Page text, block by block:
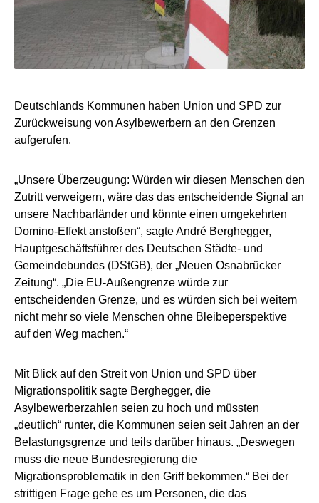
Deutschlands Kommunen haben Union und SPD zur
Zurückweisung von Asylbewerbern an den Grenzen
aufgerufen.
„Unsere Überzeugung: Würden wir diesen Menschen den
Zutritt verweigern, wäre das das entscheidende Signal an
unsere Nachbarländer und könnte einen umgekehrten
Domino-Effekt anstoßen“, sagte André Berghegger,
Hauptgeschäftsführer des Deutschen Städte- und
Gemeindebundes (DStGB), der „Neuen Osnabrücker
Zeitung“. „Die EU-Außengrenze würde zur
entscheidenden Grenze, und es würden sich bei weitem
nicht mehr so viele Menschen ohne Bleibeperspektive
auf den Weg machen.“
Mit Blick auf den Streit von Union und SPD über
Migrationspolitik sagte Berghegger, die
Asylbewerberzahlen seien zu hoch und müssten
„deutlich“ runter, die Kommunen seien seit Jahren an der
Belastungsgrenze und teils darüber hinaus. „Deswegen
muss die neue Bundesregierung die
Migrationsproblematik in den Griff bekommen.“ Bei der
strittigen Frage gehe es um Personen, die das